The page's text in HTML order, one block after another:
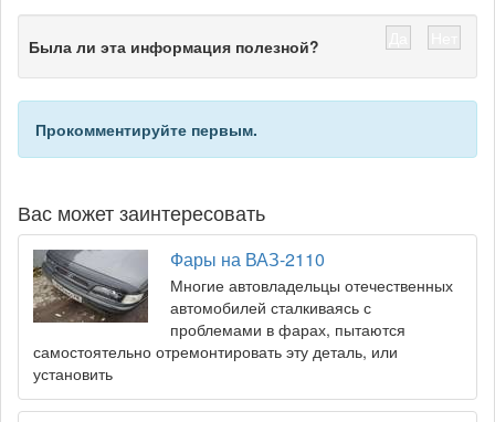
Была ли эта информация полезной?
Прокомментируйте первым.
Вас может заинтересовать
Фары на ВАЗ-2110
Многие автовладельцы отечественных
автомобилей сталкиваясь с
проблемами в фарах, пытаются
самостоятельно отремонтировать эту деталь, или
установить